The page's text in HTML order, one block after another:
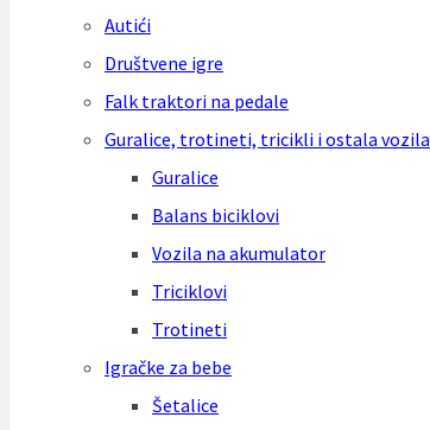
Autići
Društvene igre
Falk traktori na pedale
Guralice, trotineti, tricikli i ostala vozila
Guralice
Balans biciklovi
Vozila na akumulator
Triciklovi
Trotineti
Igračke za bebe
Šetalice